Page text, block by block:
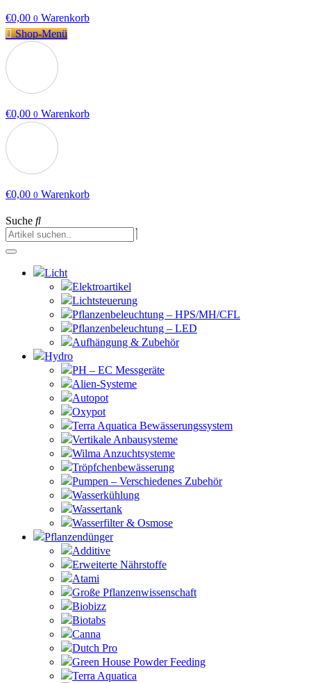
€0,00 0 Warenkorb
Shop-Menü
€0,00 0 Warenkorb
€0,00 0 Warenkorb
Suche
Licht
Elektroartikel
Lichtsteuerung
Pflanzenbeleuchtung – HPS/MH/CFL
Pflanzenbeleuchtung – LED
Aufhängung & Zubehör
Hydro
PH – EC Messgeräte
Alien-Systeme
Autopot
Oxypot
Terra Aquatica Bewässerungssystem
Vertikale Anbausysteme
Wilma Anzuchtsysteme
Tröpfchenbewässerung
Pumpen – Verschiedenes Zubehör
Wasserkühlung
Wassertank
Wasserfilter & Osmose
Pflanzendünger
Additive
Erweiterte Nährstoffe
Atami
Große Pflanzenwissenschaft
Biobizz
Biotabs
Canna
Dutch Pro
Green House Powder Feeding
Terra Aquatica